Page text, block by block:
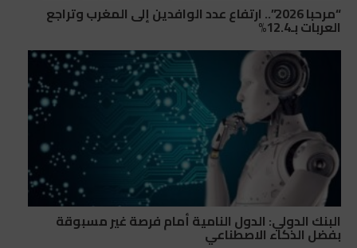
“مرحبا 2026”.. ارتفاع عدد الوافدين إلى المغرب وتراجع
العربات بـ12.4%
البنك الدولي: الدول النامية أمام فرصة غير مسبوقة
بفضل الذكاء الاصطناعي